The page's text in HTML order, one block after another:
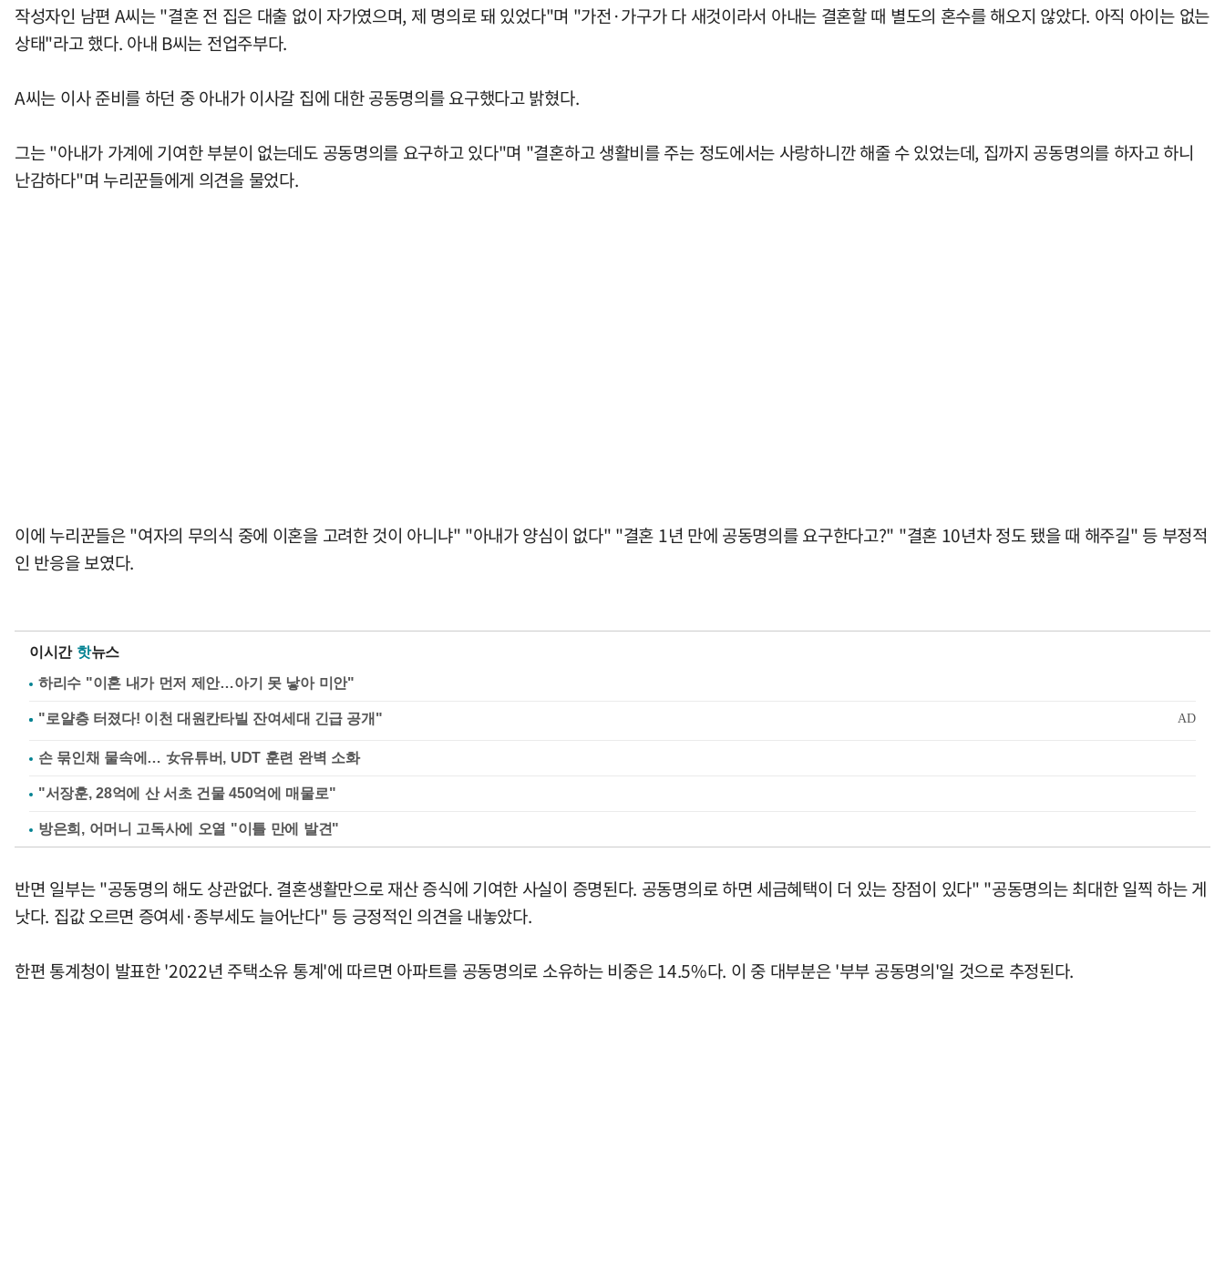
작성자인 남편 A씨는 "결혼 전 집은 대출 없이 자가였으며, 제 명의로 돼 있었다"며 "가전·가구가 다 새것이라서 아내는 결혼할 때 별도의 혼수를 해오지 않았다. 아직 아이는 없는
상태"라고 했다. 아내 B씨는 전업주부다.
A씨는 이사 준비를 하던 중 아내가 이사갈 집에 대한 공동명의를 요구했다고 밝혔다.
그는 "아내가 가계에 기여한 부분이 없는데도 공동명의를 요구하고 있다"며 "결혼하고 생활비를 주는 정도에서는 사랑하니깐 해줄 수 있었는데, 집까지 공동명의를 하자고 하니
난감하다"며 누리꾼들에게 의견을 물었다.
이에 누리꾼들은 "여자의 무의식 중에 이혼을 고려한 것이 아니냐" "아내가 양심이 없다" "결혼 1년 만에 공동명의를 요구한다고?" "결혼 10년차 정도 됐을 때 해주길" 등 부정적
인 반응을 보였다.
이시간 핫뉴스
하리수 "이혼 내가 먼저 제안…아기 못 낳아 미안"
손 묶인채 물속에… 女유튜버, UDT 훈련 완벽 소화
"서장훈, 28억에 산 서초 건물 450억에 매물로"
방은희, 어머니 고독사에 오열 "이틀 만에 발견"
반면 일부는 "공동명의 해도 상관없다. 결혼생활만으로 재산 증식에 기여한 사실이 증명된다. 공동명의로 하면 세금혜택이 더 있는 장점이 있다" "공동명의는 최대한 일찍 하는 게
낫다. 집값 오르면 증여세·종부세도 늘어난다" 등 긍정적인 의견을 내놓았다.
한편 통계청이 발표한 '2022년 주택소유 통계'에 따르면 아파트를 공동명의로 소유하는 비중은 14.5%다. 이 중 대부분은 '부부 공동명의'일 것으로 추정된다.